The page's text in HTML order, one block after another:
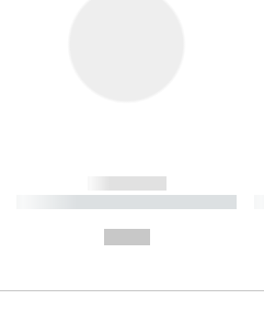
------------
----------- ----------- ----------